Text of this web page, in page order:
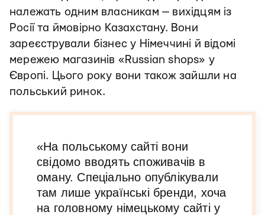
належать одним власникам — вихідцям із
Росії та ймовірно Казахстану. Вони
зареєстрували бізнес у Німеччині й відомі
мережею магазинів «Russian shops» у
Європі. Цього року вони також зайшли на
польський ринок.
«На польському сайті вони
свідомо вводять споживачів в
оману. Спеціально опублікували
там лише українські бренди, хоча
на головному німецькому сайті у